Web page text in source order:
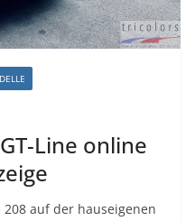
Line online
208 auf der hauseigenen